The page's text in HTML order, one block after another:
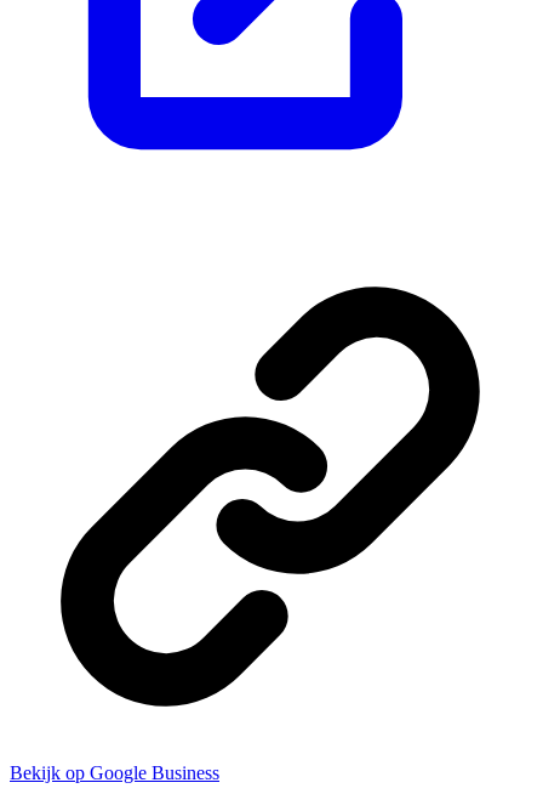
Bekijk op Google Business